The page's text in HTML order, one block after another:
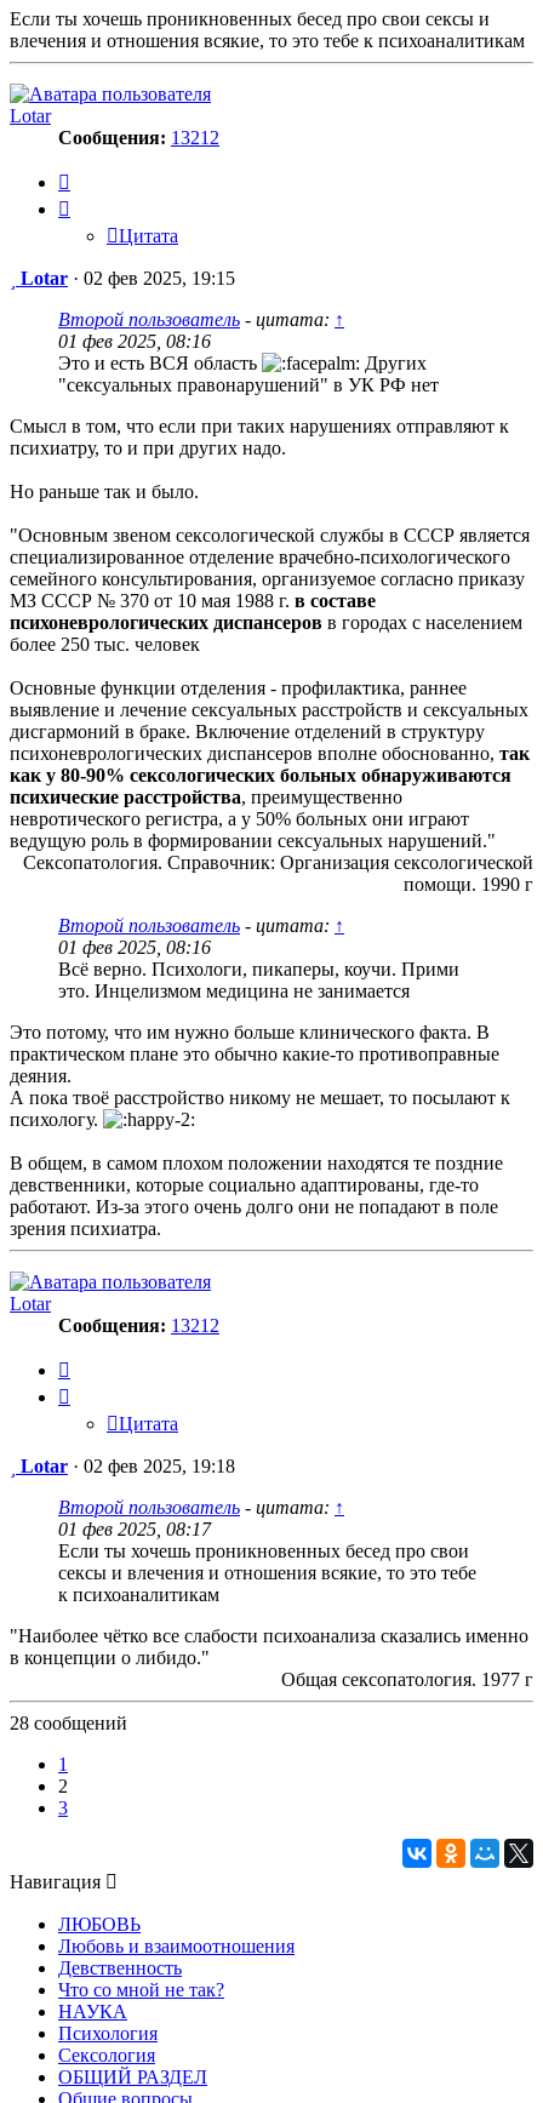
Если ты хочешь проникновенных бесед про свои сексы и
влечения и отношения всякие, то это тебе к психоаналитикам
Lotar
Сообщения: 13212
Цитата
Сообщение
Lotar · 02 фев 2025, 19:15
Второй пользователь - цитата: ↑
01 фев 2025, 08:16
Это и есть ВСЯ область
Других
"сексуальных правонарушений" в УК РФ нет
Смысл в том, что если при таких нарушениях отправляют к
психиатру, то и при других надо.
Но раньше так и было.
"Основным звеном сексологической службы в СССР является
специализированное отделение врачебно-психологического
семейного консультирования, организуемое согласно приказу
МЗ СССР № 370 от 10 мая 1988 г. в составе
психоневрологических диспансеров в городах с населением
более 250 тыс. человек
Основные функции отделения - профилактика, раннее
выявление и лечение сексуальных расстройств и сексуальных
дисгармоний в браке. Включение отделений в структуру
психоневрологических диспансеров вполне обоснованно, так
как у 80-90% сексологических больных обнаруживаются
психические расстройства, преимущественно
невротического регистра, а у 50% больных они играют
ведущую роль в формировании сексуальных нарушений."
Сексопатология. Справочник: Организация сексологической
помощи. 1990 г
Второй пользователь - цитата: ↑
01 фев 2025, 08:16
Всё верно. Психологи, пикаперы, коучи. Прими
это. Инцелизмом медицина не занимается
Это потому, что им нужно больше клинического факта. В
практическом плане это обычно какие-то противоправные
деяния.
А пока твоё расстройство никому не мешает, то посылают к
психологу.
В общем, в самом плохом положении находятся те поздние
девственники, которые социально адаптированы, где-то
работают. Из-за этого очень долго они не попадают в поле
зрения психиатра.
Lotar
Сообщения: 13212
Цитата
Сообщение
Lotar · 02 фев 2025, 19:18
Второй пользователь - цитата: ↑
01 фев 2025, 08:17
Если ты хочешь проникновенных бесед про свои
сексы и влечения и отношения всякие, то это тебе
к психоаналитикам
"Наиболее чётко все слабости психоанализа сказались именно
в концепции о либидо."
Общая сексопатология. 1977 г
28 сообщений
1
2
3
Навигация
ЛЮБОВЬ
Любовь и взаимоотношения
Девственность
Что со мной не так?
НАУКА
Психология
Сексология
ОБЩИЙ РАЗДЕЛ
Общие вопросы